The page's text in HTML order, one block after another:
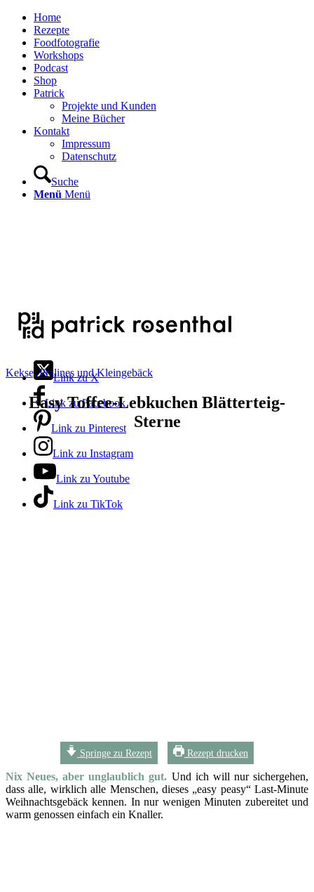
Home
Rezepte
Foodfotografie
Workshops
Podcast
Shop
Patrick
Projekte und Kunden
Meine Bücher
Kontakt
Impressum
Datenschutz
Suche
Menü Menü
Link zu X
Link zu Facebook
Link zu Pinterest
Link zu Instagram
Link zu Youtube
Link zu TikTok
Kekse, Pralines und Kleingebäck
Easy Toffee-Lebkuchen Blätterteig-
Sterne
Springe zu Rezept Rezept drucken
Nix Neues, aber unglaublich gut. Und ich will nur sichergehen,
dass alle, wirklich alle Menschen, dieses „easy peasy“ Last-Minute
Weihnachtsgebäck kennen. In nur wenigen Minuten zubereitet und
warm genossen einfach ein Knaller.